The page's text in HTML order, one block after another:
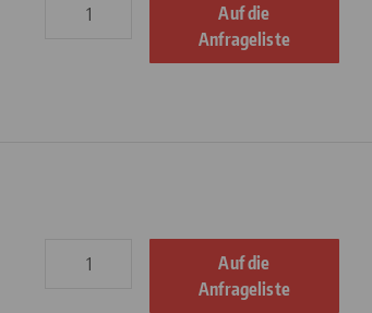
Auf die
Anfrageliste
Auf die
Anfrageliste